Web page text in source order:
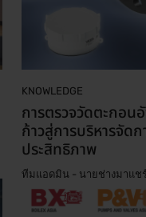
KNOWLEDGE
การตรวจวัดตะกอน
ก้าวสู่การบริหารจัด
ประสิทธิภาพ
ทีมแอดมิน - นายช่างมาแชร์